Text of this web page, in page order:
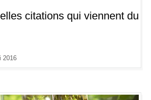
citations qui viennent du
2016